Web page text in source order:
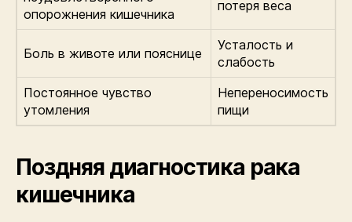
опорожнения кишечника
потеря веса
Боль в животе или пояснице
Усталость и
слабость
Постоянное чувство
утомления
Непереносимость
пищи
Поздняя диагностика рака
кишечника